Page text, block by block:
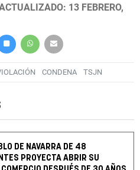
ACTUALIZADO: 13 FEBRERO,
CONDENA TSJN
DE NAVARRA DE 48
PROYECTA ABRIR SU